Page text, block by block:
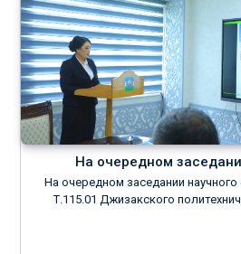
На очередном
На очередном заседании научного
Т.115.01 Джизакского